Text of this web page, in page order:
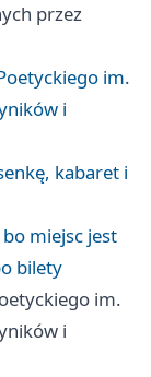
przez
im.
i
kabaret i
miejsc jest
bilety
im.
i